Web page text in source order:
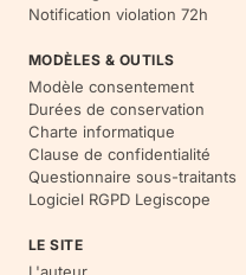
Notification violation 72h
MODÈLES & OUTILS
Modèle consentement
Durées de conservation
Charte informatique
Clause de confidentialité
Questionnaire sous-traitants
Logiciel RGPD Legiscope
LE SITE